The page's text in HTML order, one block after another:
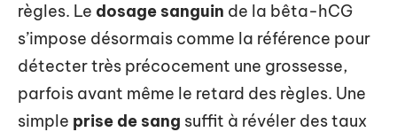
règles. Le dosage sanguin de la bêta-hCG
s’impose désormais comme la référence pour
détecter très précocement une grossesse,
parfois avant même le retard des règles. Une
simple prise de sang suffit à révéler des taux